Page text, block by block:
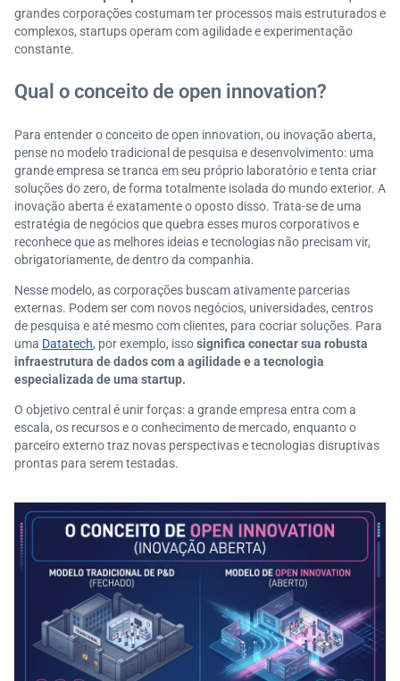
grandes corporações costumam ter processos mais estruturados e
complexos, startups operam com agilidade e experimentação
constante.
Qual o conceito de open innovation?
Para entender o conceito de open innovation, ou inovação aberta,
pense no modelo tradicional de pesquisa e desenvolvimento: uma
grande empresa se tranca em seu próprio laboratório e tenta criar
soluções do zero, de forma totalmente isolada do mundo exterior. A
inovação aberta é exatamente o oposto disso. Trata-se de uma
estratégia de negócios que quebra esses muros corporativos e
reconhece que as melhores ideias e tecnologias não precisam vir,
obrigatoriamente, de dentro da companhia.
Nesse modelo, as corporações buscam ativamente parcerias
externas. Podem ser com novos negócios, universidades, centros
de pesquisa e até mesmo com clientes, para cocriar soluções. Para
uma Datatech, por exemplo, issosignifica conectar sua robusta
infraestrutura de dados com a agilidade e a tecnologia
especializada de uma startup.
O objetivo central é unir forças: a grande empresa entra com a
escala, os recursos e o conhecimento de mercado, enquanto o
parceiro externo traz novas perspectivas e tecnologias disruptivas
prontas para serem testadas.